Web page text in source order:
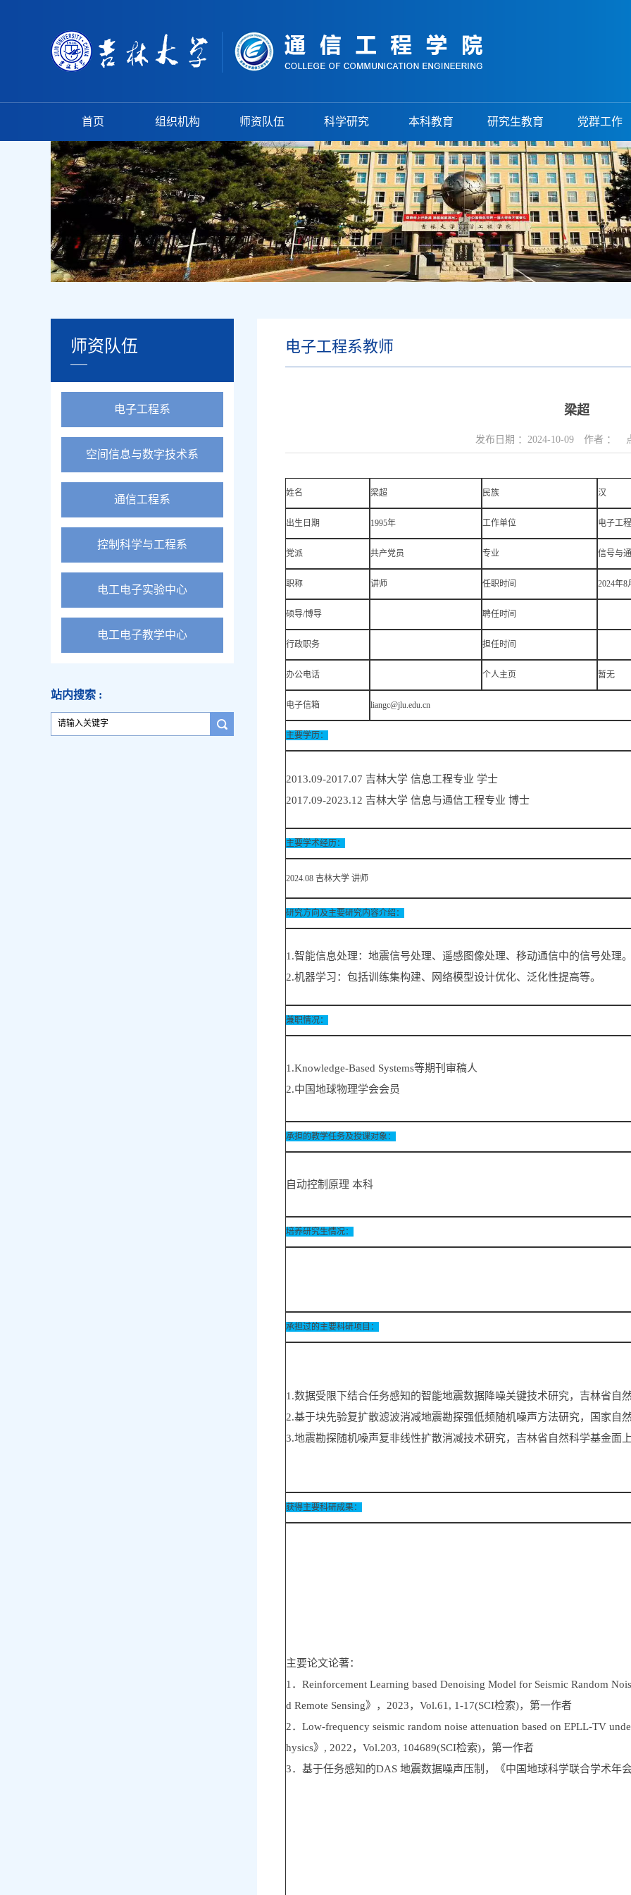
首页 组织机构 师资队伍 科学研究 本科教育 研究生教育 党群工作
师资队伍
电子工程系
空间信息与数字技术系
通信工程系
控制科学与工程系
电工电子实验中心
电工电子教学中心
站内搜索 :
电子工程系教师
梁超
发布日期 ： 2024-10-09 作者 ：
姓名 梁超 民族 汉
出生日期 1995年 工作单位 电子工
党派 共产党员 专业 信号与
职称 讲师 任职时间 2024年8
硕导/博导 聘任时间
行政职务 担任时间
办公电话 个人主页 暂无
电子信箱 liangc@jlu.edu.cn
主要学历：
2013.09-2017.07 吉林大学 信息工程专业 学士
2017.09-2023.12 吉林大学 信息与通信工程专业 博士
主要学术经历：
2024.08 吉林大学 讲师
研究方向及主要研究内容介绍：
1.智能信息处理：地震信号处理、遥感图像处理、移动通信中的信号处理
2.机器学习：包括训练集构建、网络模型设计优化、泛化性提高等。
兼职情况：
1.Knowledge-Based Systems等期刊审稿人
2.中国地球物理学会会员
承担的教学任务及授课对象：
自动控制原理 本科
培养研究生情况：
承担过的主要科研项目：
1.数据受限下结合任务感知的智能地震数据降噪关键技术研究，吉林省自
2.基于块先验复扩散滤波消减地震勘探强低频随机噪声方法研究，国家自
3.地震勘探随机噪声复非线性扩散消减技术研究，吉林省自然科学基金面
获得主要科研成果：
主要论文论著：
1．Reinforcement Learning based Denoising Model for Seismic Random
d Remote Sensing》，2023，Vol.61, 1-17(SCI检索)，第一作者
2．Low-frequency seismic random noise attenuation based on EPLL-TV
hysics》, 2022，Vol.203, 104689(SCI检索)，第一作者
3．基于任务感知的DAS 地震数据噪声压制，《中国地球科学联合学术年